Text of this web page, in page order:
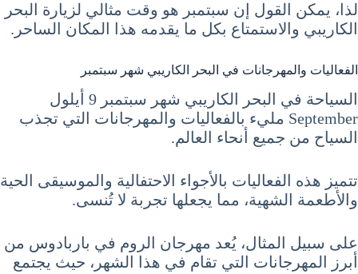
لذا، يمكن القول إن سبتمبر هو وقت مثالي لزيارة البحر
الكاريبي والاستمتاع بكل ما يقدمه هذا المكان الساحر.
الفعاليات والمهرجانات في البحر الكاريبي شهر سبتمبر
السياحة في البحر الكاريبي شهر سبتمبر 9 أيلول
September مليء بالفعاليات والمهرجانات التي تجذب
السياح من جميع أنحاء العالم.
تتميز هذه الفعاليات بالأجواء الاحتفالية والموسيقى الحية
والأطعمة الشهية، مما يجعلها تجربة لا تُنسى.
على سبيل المثال، يُعد مهرجان الروم في باربادوس من
أبرز المهرجانات التي تقام في هذا الشهر، حيث يجتمع